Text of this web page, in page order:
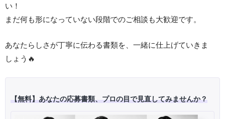
い！
まだ何も形になっていない段階でのご相談も大歓迎です。
あなたらしさが丁寧に伝わる書類を、一緒に仕上げていきま
しょう🔥
【無料】あなたの応募書類、プロの目で見直してみませんか？